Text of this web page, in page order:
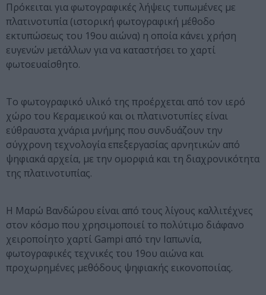
Πρόκειται για φωτογραφικές λήψεις τυπωμένες με
πλατινοτυπία (ιστορική φωτογραφική μέθοδο
εκτυπώσεως του 19ου αιώνα) η οποία κάνει χρήση
ευγενών μετάλλων για να καταστήσει το χαρτί
φωτοευαίσθητο.
Το φωτογραφικό υλικό της προέρχεται από τον ιερό
χώρο του Κεραμεικού και οι πλατινοτυπίες είναι
εύθραυστα χνάρια μνήμης που συνδυάζουν την
σύγχρονη τεχνολογία επεξεργασίας αρνητικών από
ψηφιακά αρχεία, με την ομορφιά και τη διαχρονικότητα
της πλατινοτυπίας.
Η Μαρώ Βανδώρου είναι από τους λίγους καλλιτέχνες
στον κόσμο που χρησιμοποιεί το πολύτιμο διάφανο
χειροποίητο χαρτί Gampi από την Ιαπωνία,
φωτογραφικές τεχνικές του 19ου αιώνα και
προχωρημένες μεθόδους ψηφιακής εικονοποιίας.